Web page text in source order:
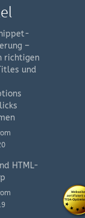
–
richtigen
und
HTML-